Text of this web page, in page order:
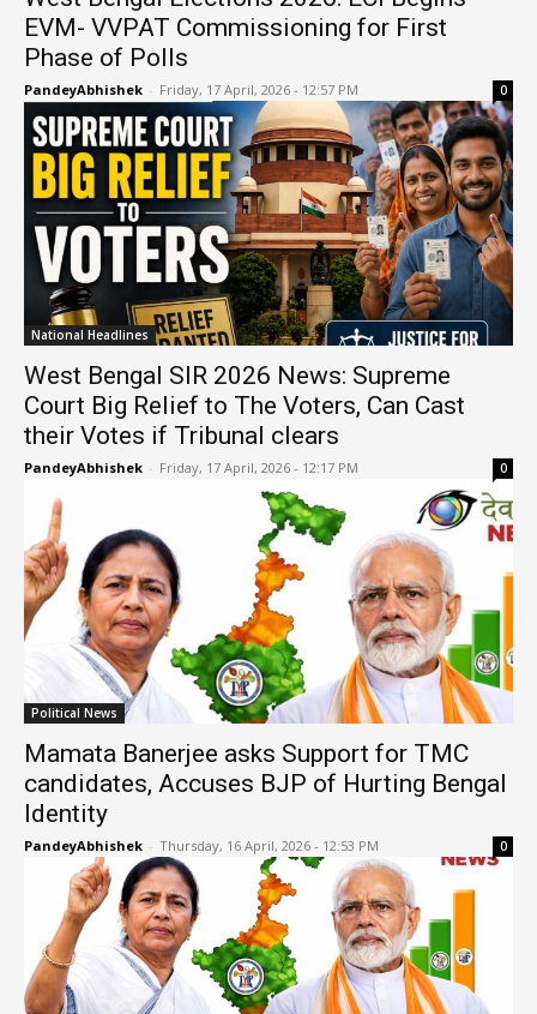
EVM- VVPAT Commissioning for First
Phase of Polls
PandeyAbhishek - Friday, 17 April, 2026 - 12:57 PM 0
National Headlines
West Bengal SIR 2026 News: Supreme
Court Big Relief to The Voters, Can Cast
their Votes if Tribunal clears
PandeyAbhishek - Friday, 17 April, 2026 - 12:17 PM 0
Political News
Mamata Banerjee asks Support for TMC
candidates, Accuses BJP of Hurting Bengal
Identity
PandeyAbhishek - Thursday, 16 April, 2026 - 12:53 PM 0